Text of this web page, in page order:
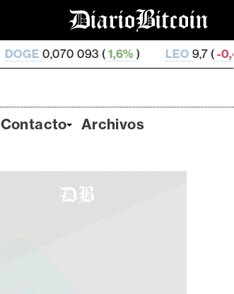
1,6%) LEO9,7 ( -0,49% ZEC
Contacto Archivos